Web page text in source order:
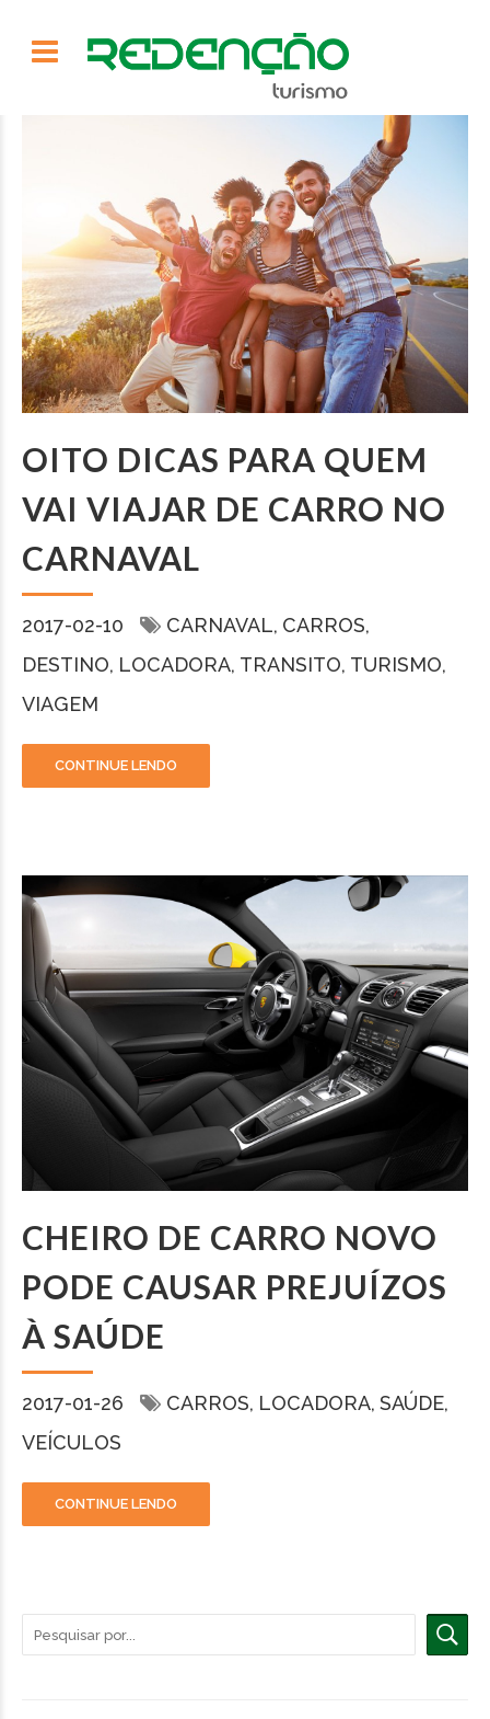
OITO DICAS PARA QUEM
VAI VIAJAR DE CARRO NO
CARNAVAL
2017-02-10 CARNAVAL CARROS
DESTINO LOCADORA TRANSITO TURISMO
VIAGEM
CONTINUE LENDO
CHEIRO DE CARRO NOVO
PODE CAUSAR PREJUÍZOS
À SAÚDE
2017-01-26 CARROS LOCADORA SAÚDE
VEÍCULOS
CONTINUE LENDO